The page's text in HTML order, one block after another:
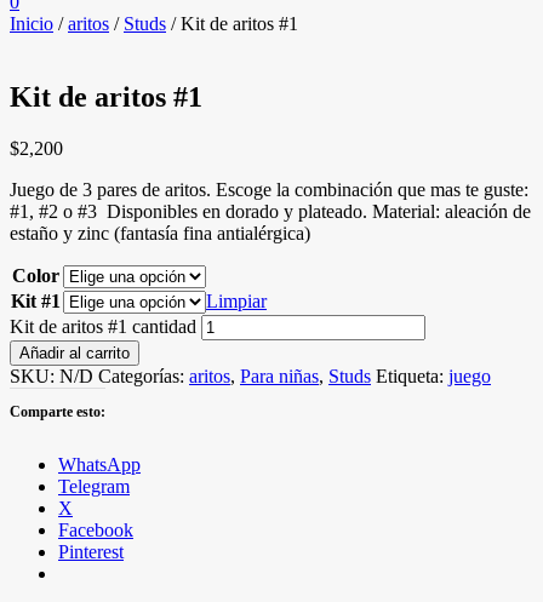
Inicio /aritos / Studs / Kit de aritos #1
Kit de aritos #1
$2,200
Juego de 3 pares de aritos. Escoge la combinación que mas te guste:
#1, #2 o #3 Disponibles en dorado y plateado. Material: aleación de
estaño y zinc (fantasía fina antialérgica)
Color
Kit #1
Limpiar
Kit de aritos #1 cantidad
Añadir al carrito
SKU: N/D Categorías: aritos, Para niñas, Studs Etiqueta: juego
Comparte esto:
WhatsApp
Telegram
X
Facebook
Pinterest